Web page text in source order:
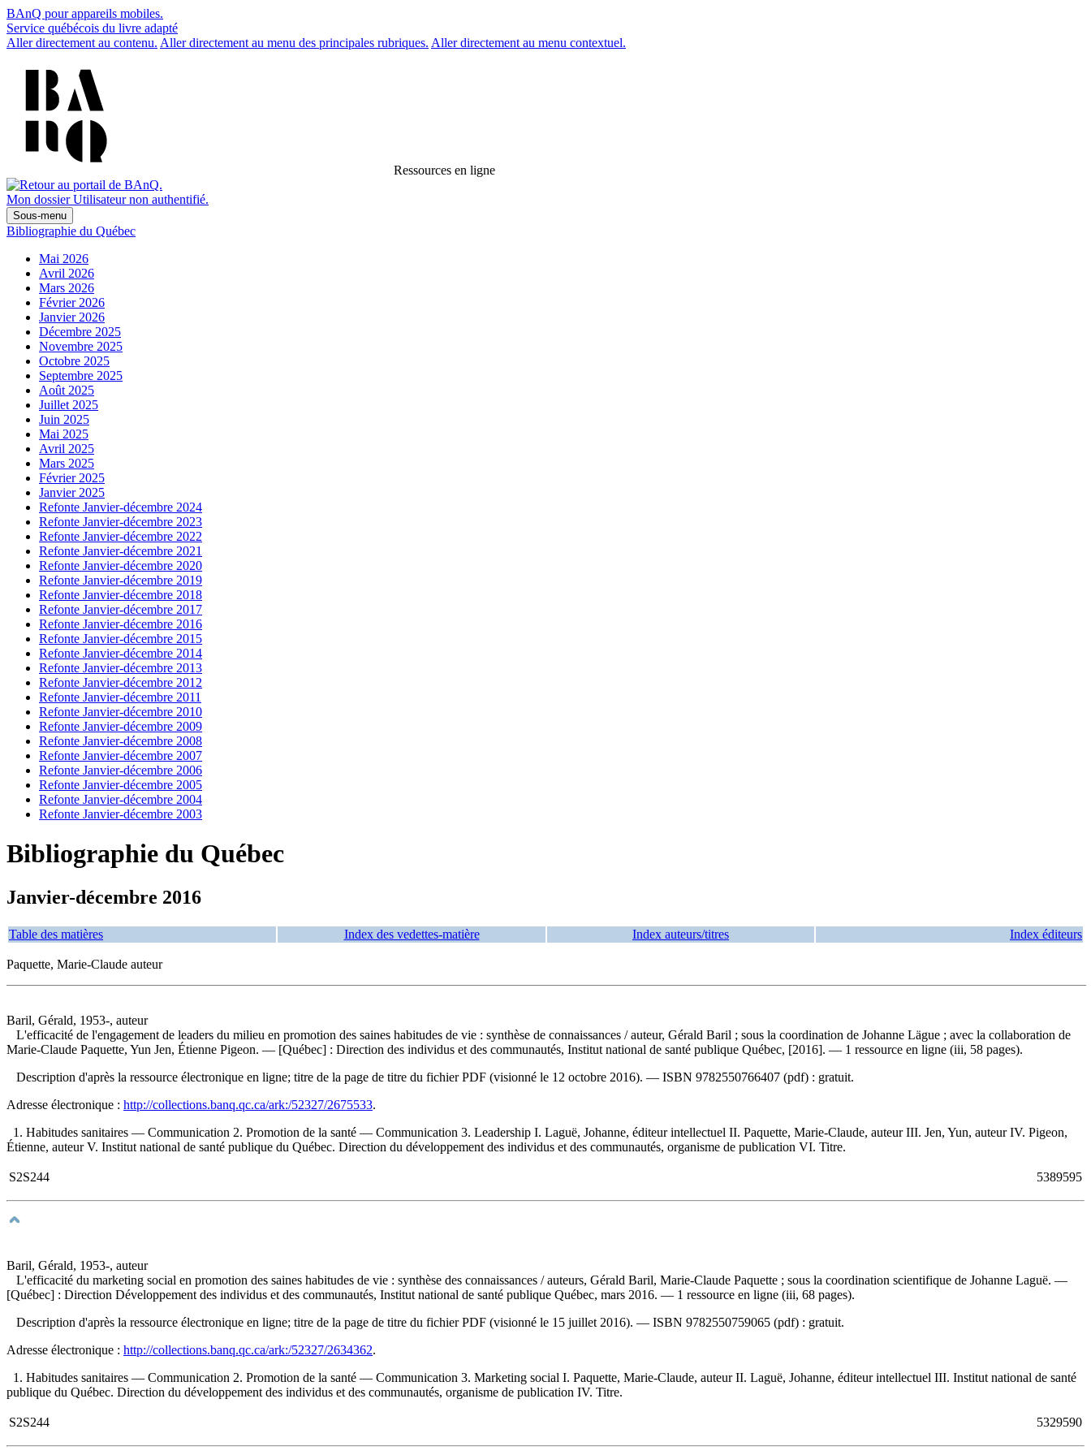
BAnQ pour appareils mobiles.
Service québécois du livre adapté
Aller directement au contenu. Aller directement au menu des principales rubriques. Aller directement au menu contextuel.
Ressources en ligne
Mon dossier Utilisateur non authentifié.
Sous-menu
Bibliographie du Québec
Mai 2026
Avril 2026
Mars 2026
Février 2026
Janvier 2026
Décembre 2025
Novembre 2025
Octobre 2025
Septembre 2025
Août 2025
Juillet 2025
Juin 2025
Mai 2025
Avril 2025
Mars 2025
Février 2025
Janvier 2025
Refonte Janvier-décembre 2024
Refonte Janvier-décembre 2023
Refonte Janvier-décembre 2022
Refonte Janvier-décembre 2021
Refonte Janvier-décembre 2020
Refonte Janvier-décembre 2019
Refonte Janvier-décembre 2018
Refonte Janvier-décembre 2017
Refonte Janvier-décembre 2016
Refonte Janvier-décembre 2015
Refonte Janvier-décembre 2014
Refonte Janvier-décembre 2013
Refonte Janvier-décembre 2012
Refonte Janvier-décembre 2011
Refonte Janvier-décembre 2010
Refonte Janvier-décembre 2009
Refonte Janvier-décembre 2008
Refonte Janvier-décembre 2007
Refonte Janvier-décembre 2006
Refonte Janvier-décembre 2005
Refonte Janvier-décembre 2004
Refonte Janvier-décembre 2003
Bibliographie du Québec
Janvier-décembre 2016
Table des matières Index des vedettes-matière Index auteurs/titres Index éditeurs
Paquette, Marie-Claude auteur
Baril, Gérald, 1953-, auteur
L'efficacité de l'engagement de leaders du milieu en promotion des saines habitudes de vie : synthèse de connaissances / auteur, Gérald Baril ; sous la coordination de Johanne Lägue ; avec la collaboration de
Marie-Claude Paquette, Yun Jen, Étienne Pigeon. — [Québec] : Direction des individus et des communautés, Institut national de santé publique Québec, [2016]. — 1 ressource en ligne (iii, 58 pages).
Description d'après la ressource électronique en ligne; titre de la page de titre du fichier PDF (visionné le 12 octobre 2016). — ISBN 9782550766407 (pdf) : gratuit.
Adresse électronique : http://collections.banq.qc.ca/ark:/52327/2675533.
1. Habitudes sanitaires — Communication 2. Promotion de la santé — Communication 3. Leadership I. Laguë, Johanne, éditeur intellectuel II. Paquette, Marie-Claude, auteur III. Jen, Yun, auteur IV. Pigeon,
Étienne, auteur V. Institut national de santé publique du Québec. Direction du développement des individus et des communautés, organisme de publication VI. Titre.
S2S244 5389595
Baril, Gérald, 1953-, auteur
L'efficacité du marketing social en promotion des saines habitudes de vie : synthèse des connaissances / auteurs, Gérald Baril, Marie-Claude Paquette ; sous la coordination scientifique de Johanne Laguë. —
[Québec] : Direction Développement des individus et des communautés, Institut national de santé publique Québec, mars 2016. — 1 ressource en ligne (iii, 68 pages).
Description d'après la ressource électronique en ligne; titre de la page de titre du fichier PDF (visionné le 15 juillet 2016). — ISBN 9782550759065 (pdf) : gratuit.
Adresse électronique : http://collections.banq.qc.ca/ark:/52327/2634362.
1. Habitudes sanitaires — Communication 2. Promotion de la santé — Communication 3. Marketing social I. Paquette, Marie-Claude, auteur II. Laguë, Johanne, éditeur intellectuel III. Institut national de santé
publique du Québec. Direction du développement des individus et des communautés, organisme de publication IV. Titre.
S2S244 5329590